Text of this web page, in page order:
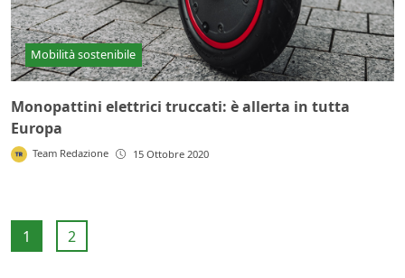
Mobilità sostenibile
Monopattini elettrici truccati: è allerta in tutta
Europa
Team Redazione 15 Ottobre 2020
1 2